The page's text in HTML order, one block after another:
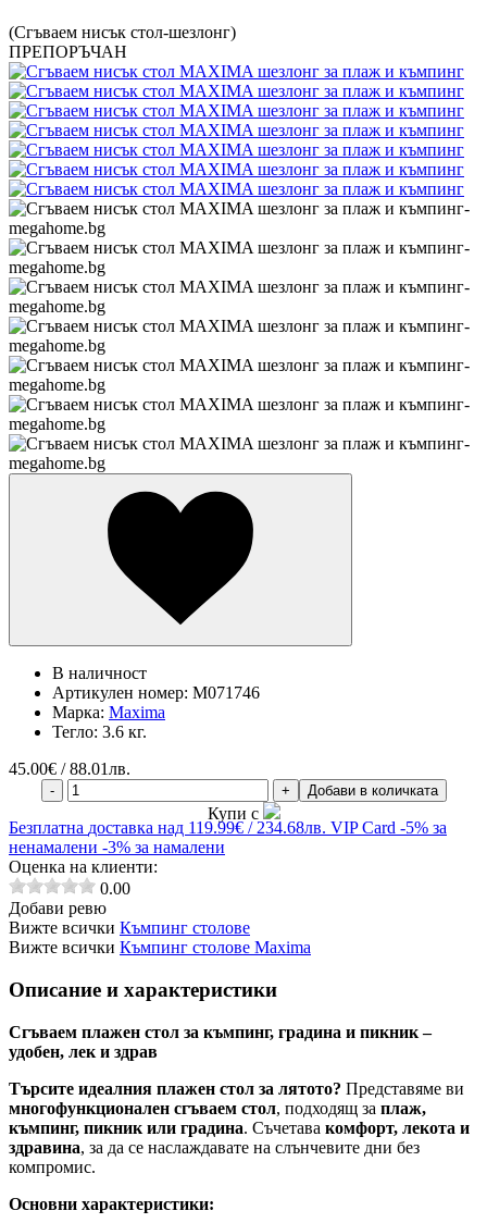
(Сгъваем нисък стол-шезлонг)
ПРЕПОРЪЧАН
В наличност
Артикулен номер: M071746
Марка: Maxima
Тегло: 3.6 кг.
45.00€ / 88.01лв.
- + Добави в количката
Купи с
Безплатна доставка над 119.99€ / 234.68лв. VIP Card -5% за
ненамалени -3% за намалени
Оценка на клиенти:
0.00
Добави ревю
Вижте всички Къмпинг столове
Вижте всички Къмпинг столове Maxima
Описание и характеристики
Сгъваем плажен стол за къмпинг, градина и пикник –
удобен, лек и здрав
Търсите идеалния плажен стол за лятото? Представяме ви
многофункционален сгъваем стол, подходящ за плаж,
къмпинг, пикник или градина. Съчетава комфорт, лекота и
здравина, за да се наслаждавате на слънчевите дни без
компромис.
Основни характеристики: